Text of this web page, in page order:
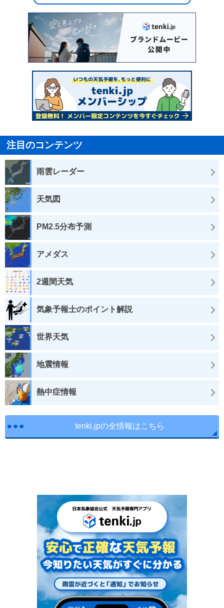
注目のコンテンツ
雨雲レーダー
天気図
PM2.5分布予測
アメダス
2週間天気
気象予報士のポイント解説
世界天気
地震情報
熱中症情報
tenki.jpの全情報はこちら